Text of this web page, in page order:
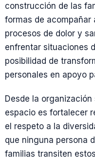
construcción de las
formas de acompañar
procesos de dolor y
enfrentar situaciones
posibilidad de
personales en apoyo
Desde la
espacio es fortalecer
el respeto a la
que ninguna persona
familias transiten